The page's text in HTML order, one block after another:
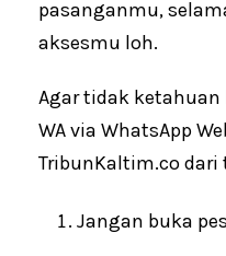
pasanganmu,
aksesmu loh.
Agar tidak
WA via WhatsApp
TribunKaltim.co
Jangan buka